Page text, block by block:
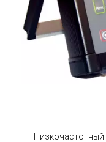
Низкочастотный